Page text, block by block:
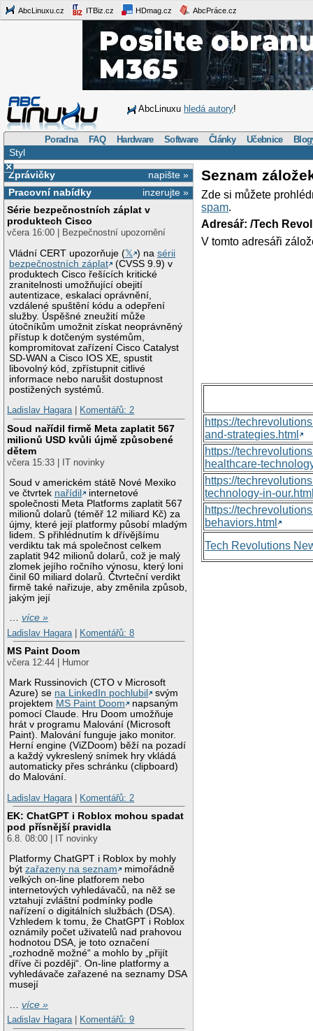
AbcLinuxu.cz ITBiz.cz HDmag.cz AbcPráce.cz
AbcLinuxu hledá autory!
Poradna FAQ Hardware Software Články Učebnice
Styl
×
napište »
Zprávičky
inzerujte »
Pracovní nabídky
Série bezpečnostních záplat v
produktech Cisco
včera 16:00 | Bezpečnostní upozornění
Vládní CERT upozorňuje (𝕏 ) nasérii
bezpečnostních záplat
(CVSS 9.9) v
produktech Cisco řešících kritické
zranitelnosti umožňující obejití
autentizace, eskalaci oprávnění,
vzdálené spuštění kódu a odepření
služby. Úspěšné zneužití může
útočníkům umožnit získat neoprávněný
přístup k dotčeným systémům,
kompromitovat zařízení Cisco Catalyst
SD-WAN a Cisco IOS XE, spustit
libovolný kód, zpřístupnit citlivé
informace nebo narušit dostupnost
postižených systémů.
Ladislav Hagara| Komentářů: 2
Soud nařídil firmě Meta zaplatit 567
milionů USD kvůli újmě způsobené
dětem
včera 15:33 | IT novinky
Soud v americkém státě Nové Mexiko
ve čtvrtek nařídil
internetové
společnosti Meta Platforms zaplatit 567
milionů dolarů (téměř 12 miliard Kč) za
újmy, které její platformy působí mladým
lidem. S přihlédnutím k dřívějšímu
verdiktu tak má společnost celkem
zaplatit 942 milionů dolarů, což je malý
zlomek jejího ročního výnosu, který loni
činil 60 miliard dolarů. Čtvrteční verdikt
firmě také nařizuje, aby změnila způsob,
jakým její
…více »
Ladislav Hagara
Komentářů: 8
MS Paint Doom
včera 12:44 | Humor
Mark Russinovich (CTO v Microsoft
Azure) se na LinkedIn pochlubil
svým
projektem MS Paint Doom
napsaným
pomocí Claude. Hru Doom umožňuje
hrát v programu Malování (Microsoft
Paint). Malování funguje jako monitor.
Herní engine (ViZDoom) běží na pozadí
a každý vykreslený snímek hry vkládá
automaticky přes schránku (clipboard)
do Malování.
Ladislav Hagara
Komentářů: 2
EK: ChatGPT i Roblox mohou spadat
pod přísnější pravidla
6.8. 08:00 | IT novinky
Platformy ChatGPT i Roblox by mohly
býtzařazeny na seznam
mimořádně
velkých on-line platforem nebo
internetových vyhledávačů, na něž se
vztahují zvláštní podmínky podle
nařízení o digitálních službách (DSA).
Vzhledem k tomu, že ChatGPT i Roblox
oznámily počet uživatelů nad prahovou
hodnotou DSA, je toto označení
„rozhodně možné“ a mohlo by „přijít
dříve či později“. On-line platformy a
vyhledávače zařazené na seznamy DSA
musejí
…více »
Ladislav Hagara| Komentářů: 9
Seznam
Zde si můžete
spam.
Adresář: /Tech
V tomto adresáři
https://
and-strategies.html
https://
healthcare-
https://
technology-in-
https://
behaviors.html
Tech Revolutions